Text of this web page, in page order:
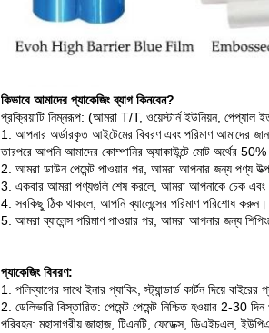
কিভাবে আমাদের প্যাকেজিং ব্যাগ কিনবেন?
প্রক্রিয়াটি নিম্নরূপ: (আমরা T/T, ওয়েস্টার্ন ইউনিয়ন, পেপ্যাল
1. আপনার অর্ডারকৃত আইটেমের বিবরণ এবং পরিমাণ আমাদের
তারপরে আপনি আমাদের কোম্পানির অ্যাকাউন্টে মোট অর্থের
2. আমরা ডাউন পেমেন্ট পাওয়ার পর, আমরা আপনার জন্য পণ্য
3. একবার আমরা পণ্যগুলি শেষ করলে, আমরা আপনাকে চেক এবং
4. সবকিছু ঠিক থাকলে, আপনি ব্যালেন্সের পরিমাণ পরিশোধ করুন।
5. আমরা ব্যালেন্স পরিমাণ পাওয়ার পর, আমরা আপনার জন্য
প্যাকেজিং বিবরণ:
1. পলিব্যাগের সাথে ইনার প্যাকিং, স্ট্যান্ডার্ড কার্টন দিয়ে বাইরের
2. ডেলিভারি বিস্তারিত: পেমেন্ট পেমেন্ট নিশ্চিত হওয়ার 2-30
পরিবহন: মহাসাগরীয় জাহাজ, টিএনটি, ফেডেক্স, ডিএইচএল,